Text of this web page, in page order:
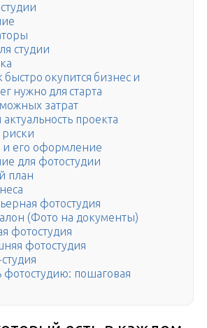
студии
быстро окупится бизнес и
нужно для старта
затрат
проекта
его оформление
для фотостудии
план
фотостудия
(Фото на документы)
фотостудия
фотостудия
фотостудию: пошаговая